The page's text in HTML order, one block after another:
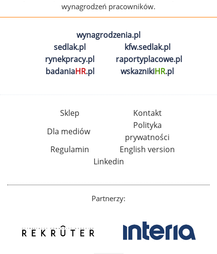
wynagrodzeń pracowników.
wynagrodzenia.pl
sedlak.pl
kfw.sedlak.pl
rynekpracy.pl
raportyplacowe.pl
badaniaHR.pl wskaznikiHR.pl
Sklep
Kontakt
Dla mediów
Polityka
prywatności
Regulamin
English version
Linkedin
Partnerzy: